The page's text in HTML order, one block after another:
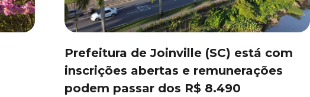
Prefeitura de Joinville (SC) está com
inscrições abertas e remunerações
podem passar dos R$ 8.490